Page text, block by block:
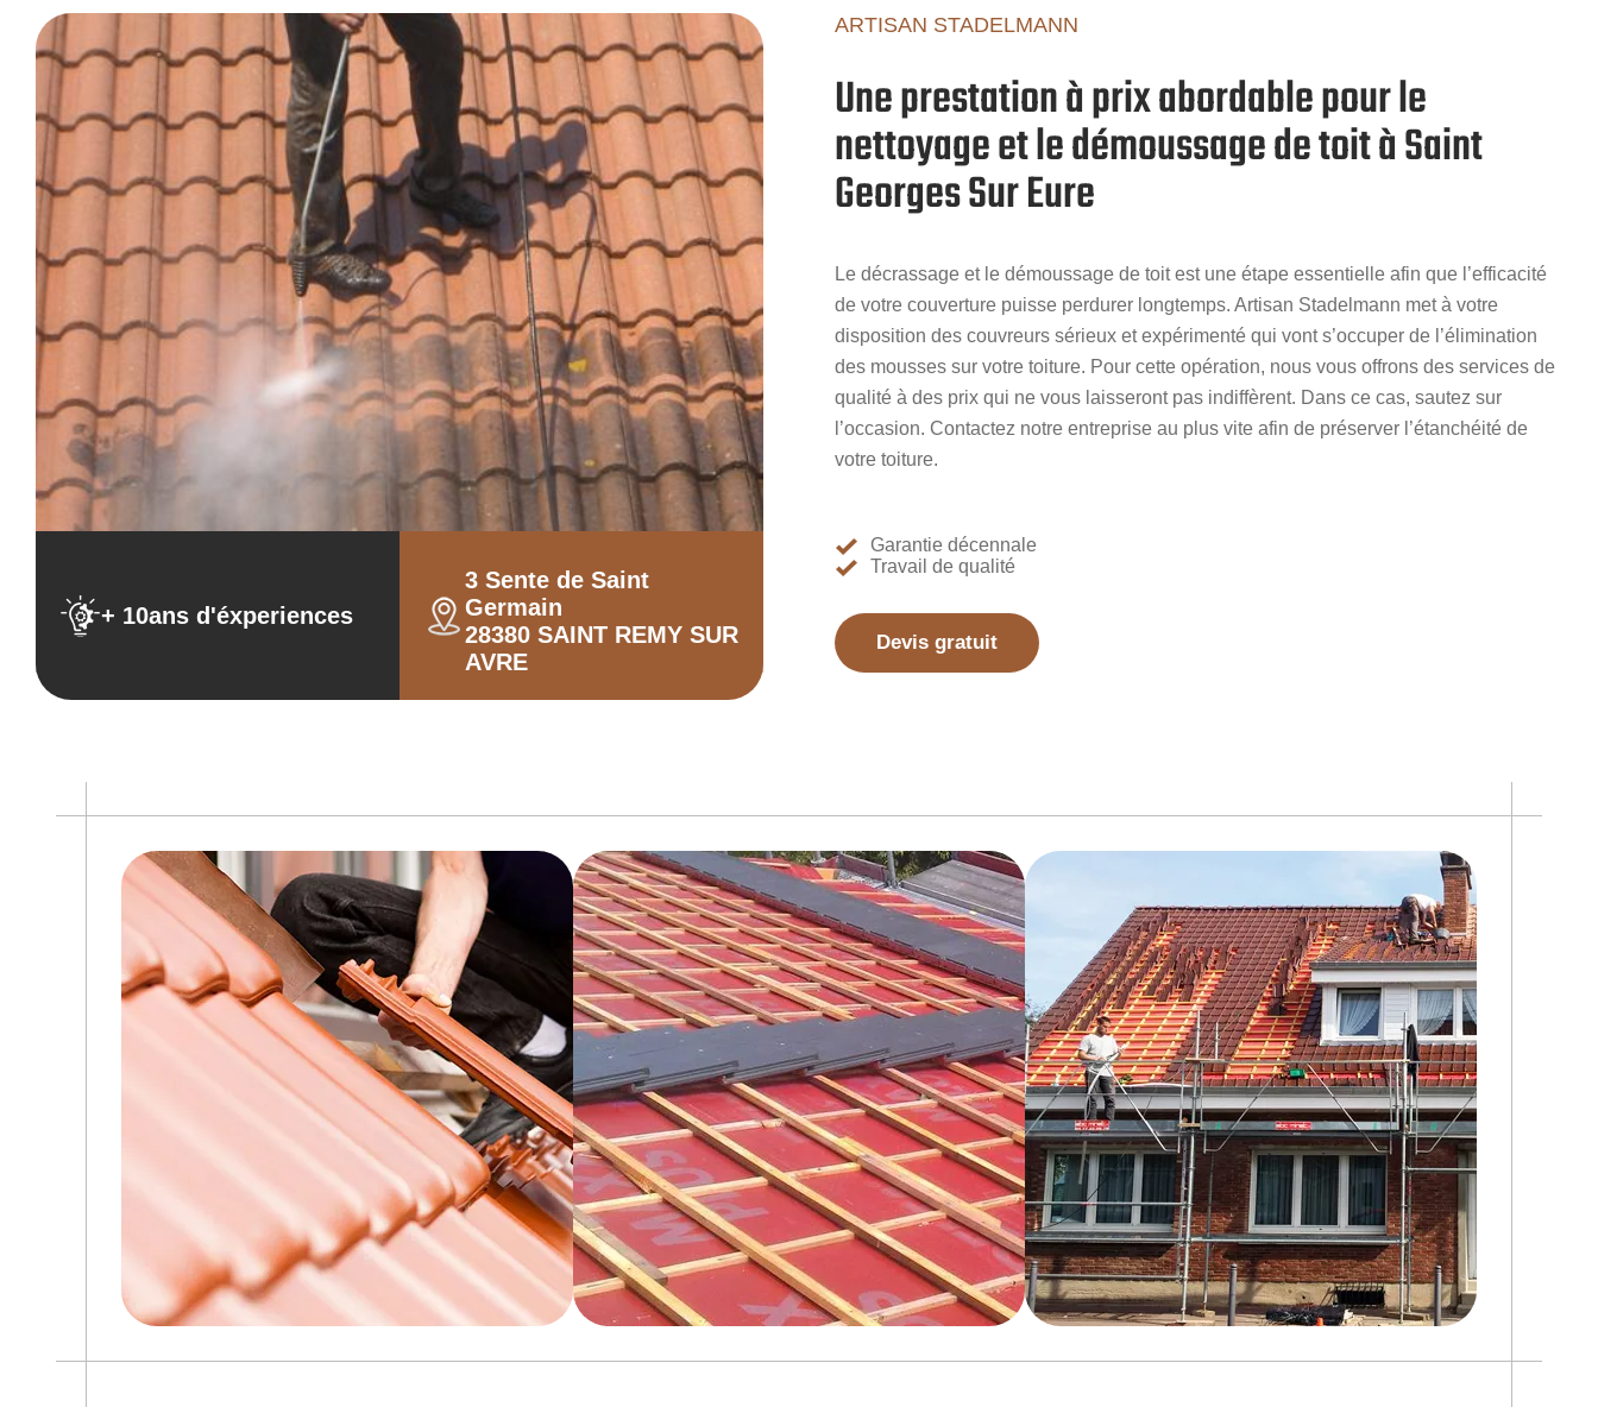
+ 10ans d'éxperiences
3 Sente de Saint
Germain
28380 SAINT REMY SUR
AVRE
ARTISAN STADELMANN
Une prestation à prix abordable pour le
nettoyage et le démoussage de toit à Saint
Georges Sur Eure
Le décrassage et le démoussage de toit est une étape essentielle afin que l’efficacité
de votre couverture puisse perdurer longtemps. Artisan Stadelmann met à votre
disposition des couvreurs sérieux et expérimenté qui vont s’occuper de l’élimination
des mousses sur votre toiture. Pour cette opération, nous vous offrons des services de
qualité à des prix qui ne vous laisseront pas indiffèrent. Dans ce cas, sautez sur
l’occasion. Contactez notre entreprise au plus vite afin de préserver l’étanchéité de
votre toiture.
Garantie décennale
Travail de qualité
Devis gratuit